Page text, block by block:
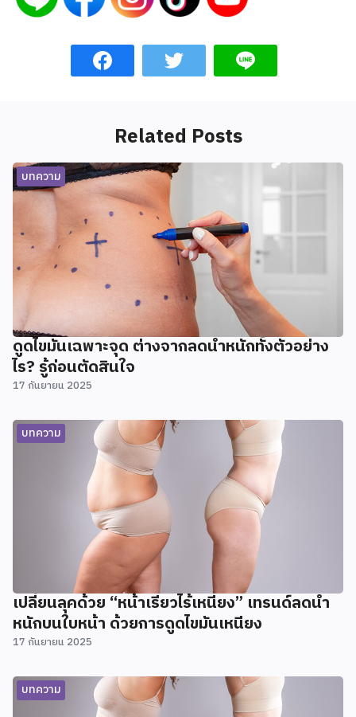
Related Posts
บทความ
ดูดไขมันเฉพาะจุด ต่างจากลดน้ำหนักทั้งตัวอย่าง
ไร? รู้ก่อนตัดสินใจ
17 กันยายน 2025
บทความ
เปลี่ยนลุคด้วย “หน้าเรียวไร้เหนียง” เทรนด์ลดน้ำ
หนักบนใบหน้า ด้วยการดูดไขมันเหนียง
17 กันยายน 2025
บทความ